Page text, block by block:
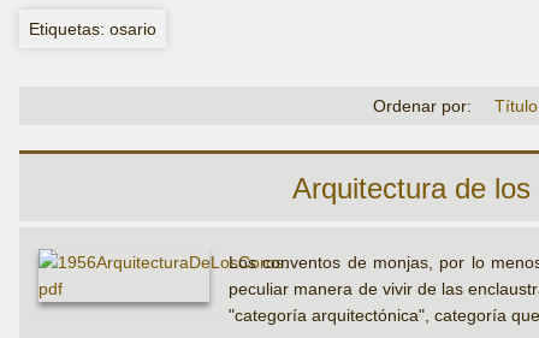
Etiquetas: osario
Ordenar por: Título
Arquitectura de
Los conventos de monjas, por lo
peculiar manera de vivir de las
"categoría arquitectónica", categoría